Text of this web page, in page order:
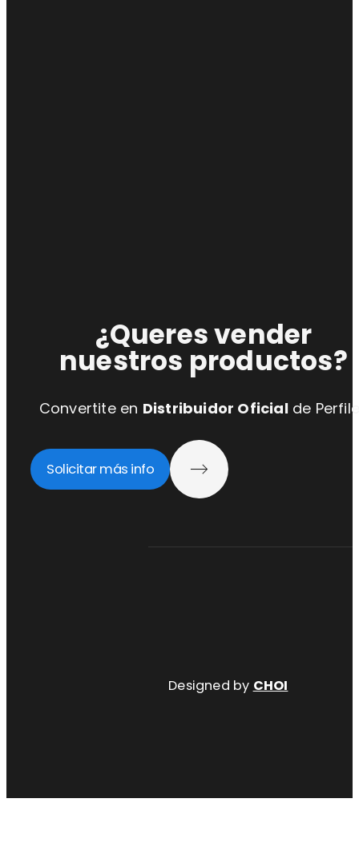
¿Queres vender
nuestros productos?
Convertite en Distribuidor Oficialde
Solicitar más info
Designed by CHOI